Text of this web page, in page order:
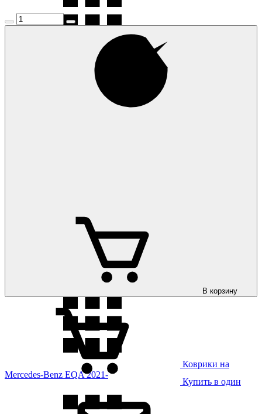
Mercedes-Benz E-Class (W211) 2002-2009
Mercedes-Benz E-Class (W213) 2016-
Коврики на
Mercedes-Benz EQA 2021-
В корзину
Купить в один